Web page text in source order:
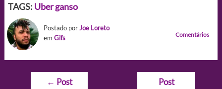
TAGS: Uber ganso
Postado porJoe Loreto
em Gifs Comentários
Navegação
← Post
Post